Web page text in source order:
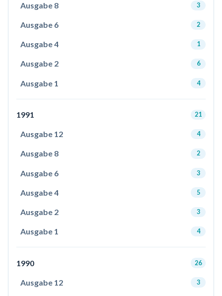
Ausgabe 8 3
Ausgabe 6 2
Ausgabe 4 1
Ausgabe 2 6
Ausgabe 1 4
1991 21
Ausgabe 12 4
Ausgabe 8 2
Ausgabe 6 3
Ausgabe 4 5
Ausgabe 2 3
Ausgabe 1 4
1990 26
Ausgabe 12 3